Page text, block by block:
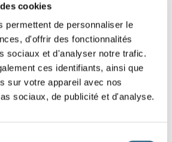
cookies
permettent de personnaliser le
d'offrir des fonctionnalités
sociaux et d'analyser notre trafic.
ces identifiants, ainsi que
sur votre appareil avec nos
sociaux, de publicité et d'analyse.
d’exécution que ce digne Porthos.
un jour qu’il s’ vers
le instinctivement : il
après avoir relevé sa moustache et